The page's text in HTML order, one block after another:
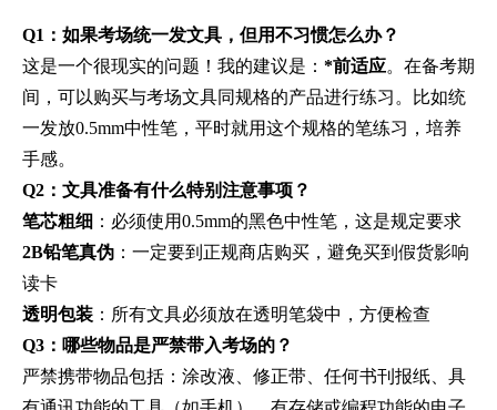
Q1：如果考场统一发文具，但用不习惯怎么办？
这是一个很现实的问题！我的建议是： *前适应。在备考期
间，可以购买与考场文具同规格的产品进行练习。比如统
一发放0.5mm中性笔，平时就用这个规格的笔练习，培养
手感。
Q2：文具准备有什么特别注意事项？
笔芯粗细 ：必须使用0.5mm的黑色中性笔，这是规定要求
2B铅笔真伪 ：一定要到正规商店购买，避免买到假货影响
读卡
透明包装 ：所有文具必须放在透明笔袋中，方便检查
Q3：哪些物品是严禁带入考场的？
严禁携带物品包括：涂改液、修正带、任何书刊报纸、具